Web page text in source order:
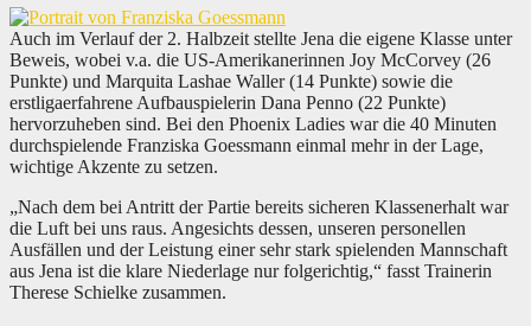
Auch im Verlauf der 2. Halbzeit stellte Jena die eigene Klasse unter
Beweis, wobei v.a. die US-Amerikanerinnen Joy McCorvey (26
Punkte) und Marquita Lashae Waller (14 Punkte) sowie die
erstligaerfahrene Aufbauspielerin Dana Penno (22 Punkte)
hervorzuheben sind. Bei den Phoenix Ladies war die 40 Minuten
durchspielende Franziska Goessmann einmal mehr in der Lage,
wichtige Akzente zu setzen.
„Nach dem bei Antritt der Partie bereits sicheren Klassenerhalt war
die Luft bei uns raus. Angesichts dessen, unseren personellen
Ausfällen und der Leistung einer sehr stark spielenden Mannschaft
aus Jena ist die klare Niederlage nur folgerichtig,“ fasst Trainerin
Therese Schielke zusammen.